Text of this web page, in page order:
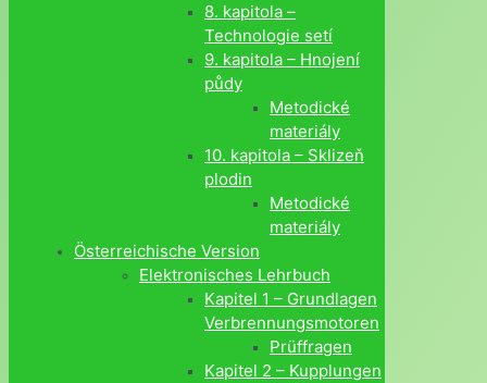
8. kapitola –
Technologie setí
9. kapitola – Hnojení
půdy
Metodické
materiály
10. kapitola – Sklizeň
plodin
Metodické
materiály
Österreichische Version
Elektronisches Lehrbuch
Kapitel 1 – Grundlagen
Verbrennungsmotoren
Prüffragen
Kapitel 2 – Kupplungen